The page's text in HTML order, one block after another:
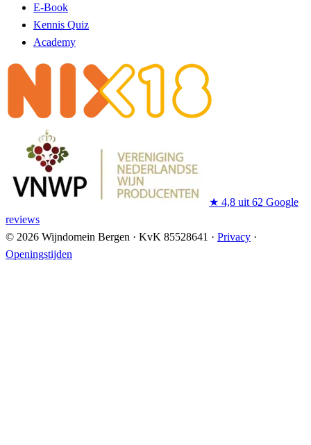
E-Book
Kennis Quiz
Academy
★ 4,8 uit 62 Google
reviews
© 2026 Wijndomein Bergen · KvK 85528641 · Privacy ·
Openingstijden